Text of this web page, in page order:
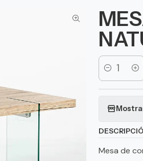
Cantidad
Mesa de